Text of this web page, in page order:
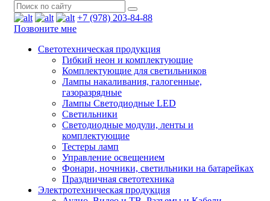
+7 (978) 203-84-88
Позвоните мне
Светотехническая продукция
Гибкий неон и комплектующие
Комплектующие для светильников
Лампы накаливания, галогенные,
газоразрядные
Лампы Светодиодные LED
Светильники
Светодиодные модули, ленты и
комплектующие
Тестеры ламп
Управление освещением
Фонари, ночники, светильники на батарейках
Праздничная светотехника
Электротехническая продукция